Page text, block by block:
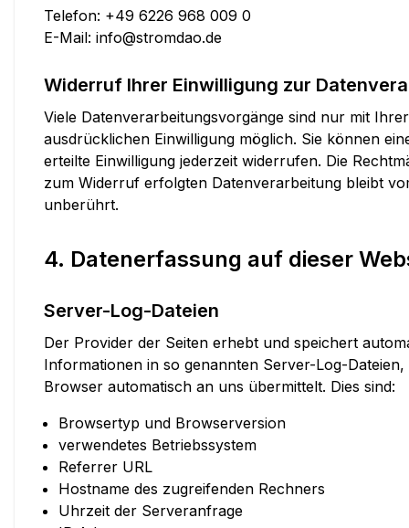
Telefon: +49 6226 968 009 0
E-Mail: info@stromdao.de
Widerruf Ihrer Einwilligung zur
Viele Datenverarbeitungsvorgänge sind nur mit Ihrer
ausdrücklichen Einwilligung möglich. Sie können
erteilte Einwilligung jederzeit widerrufen. Die
zum Widerruf erfolgten Datenverarbeitung bleibt
unberührt.
4. Datenerfassung auf dieser
Server-Log-Dateien
Der Provider der Seiten erhebt und speichert
Informationen in so genannten Server-Log-Dateien,
Browser automatisch an uns übermittelt. Dies sind:
Browsertyp und Browserversion
verwendetes Betriebssystem
Referrer URL
Hostname des zugreifenden Rechners
Uhrzeit der Serveranfrage